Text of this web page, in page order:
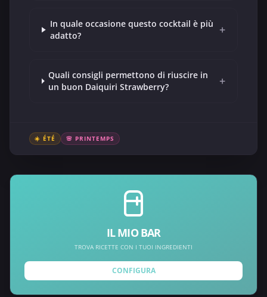
In quale occasione questo cocktail è più
adatto?
+
Quali consigli permettono di riuscire in
un buon Daiquiri Strawberry?
+
☀️ ÉTÉ 🌸 PRINTEMPS
IL MIO BAR
TROVA RICETTE CON I TUOI INGREDIENTI
CONFIGURA